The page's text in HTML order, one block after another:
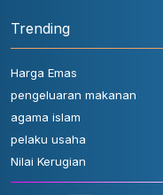
Trending
Harga Emas
pengeluaran makanan
agama islam
pelaku usaha
Nilai Kerugian